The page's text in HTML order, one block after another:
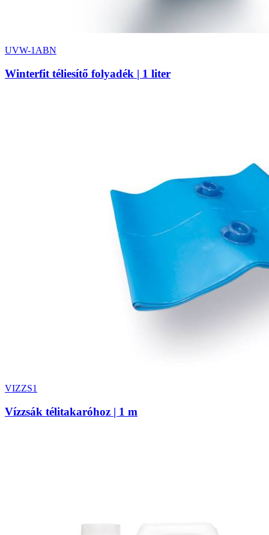
UVW-1ABN
Winterfit téliesítő folyadék | 1 liter
VIZZS1
Vízzsák télitakaróhoz | 1 m